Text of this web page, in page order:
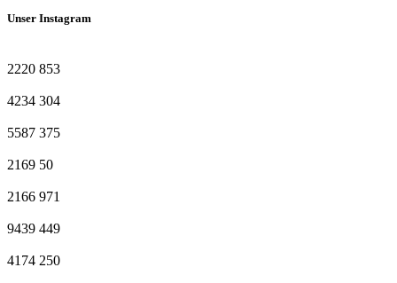
Unser Instagram
2220 853
4234 304
5587 375
2169 50
2166 971
9439 449
4174 250